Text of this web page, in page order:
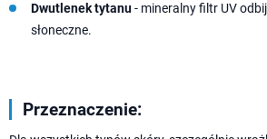
Dwutlenek tytanu- mineralny filtr UV
słoneczne.
Przeznaczenie: